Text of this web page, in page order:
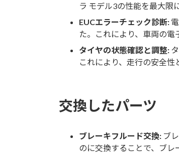
ラ モデル3の性能を最大限
EUCエラーチェック診断:
た。これにより、車両の電
タイヤの状態確認と調整:
これにより、走行の安全性
交換したパーツ
ブレーキフルード交換: ブ
のに交換することで、ブ